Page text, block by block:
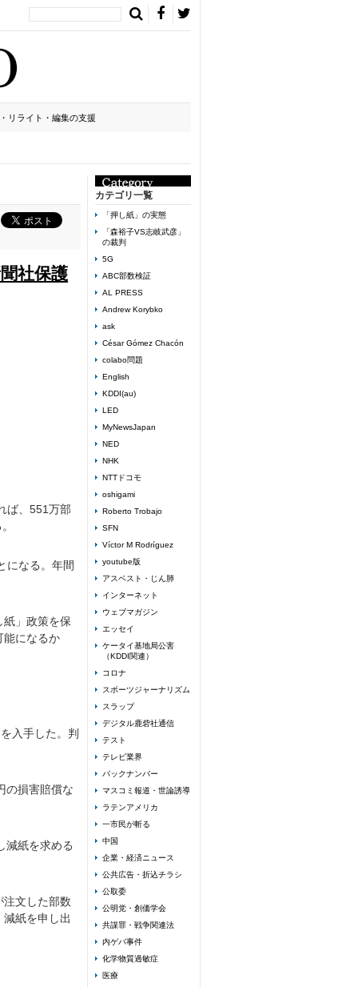
リライト・編集の支援
社保護
ば、551万部
になる。年間
紙」政策を保
能になるか
入手した。判
の損害賠償な
減紙を求める
文した部数
紙を申し出
カテゴリ一覧
「押し紙」の実態
「森裕子VS志岐武彦」
の裁判
5G
ABC部数検証
AL PRESS
Andrew Korybko
ask
César Gómez Chacón
colabo問題
English
KDDI(au)
LED
MyNewsJapan
NED
NHK
NTTドコモ
oshigami
Roberto Trobajo
SFN
Víctor M Rodríguez
youtube版
アスベスト・じん肺
インターネット
ウェブマガジン
エッセイ
ケータイ基地局公害
（KDDI関連）
コロナ
スポーツジャーナリズム
スラップ
デジタル鹿砦社通信
テスト
テレビ業界
バックナンバー
マスコミ報道・世論誘導
ラテンアメリカ
一市民が斬る
中国
企業・経済ニュース
公共広告・折込チラシ
公取委
公明党・創価学会
共謀罪・戦争関連法
内ゲバ事件
化学物質過敏症
医療